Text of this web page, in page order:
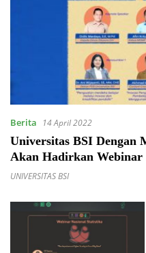
Berita 14 April 2022
Universitas BSI Dengan
Akan Hadirkan Webinar
UNIVERSITAS BSI